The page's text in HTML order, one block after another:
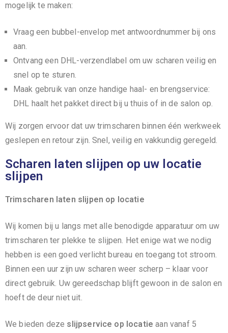
mogelijk te maken:
Vraag een bubbel-envelop met antwoordnummer bij ons
aan.
Ontvang een DHL-verzendlabel om uw scharen veilig en
snel op te sturen.
Maak gebruik van onze handige haal- en brengservice:
DHL haalt het pakket direct bij u thuis of in de salon op.
Wij zorgen ervoor dat uw trimscharen binnen één werkweek
geslepen en retour zijn. Snel, veilig en vakkundig geregeld.
Scharen laten slijpen op uw locatie
slijpen
Trimscharen laten slijpen op locatie
Wij komen bij u langs met alle benodigde apparatuur om uw
trimscharen ter plekke te slijpen. Het enige wat we nodig
hebben is een goed verlicht bureau en toegang tot stroom.
Binnen een uur zijn uw scharen weer scherp – klaar voor
direct gebruik. Uw gereedschap blijft gewoon in de salon en
hoeft de deur niet uit.
We bieden deze slijpservice op locatie aan vanaf 5